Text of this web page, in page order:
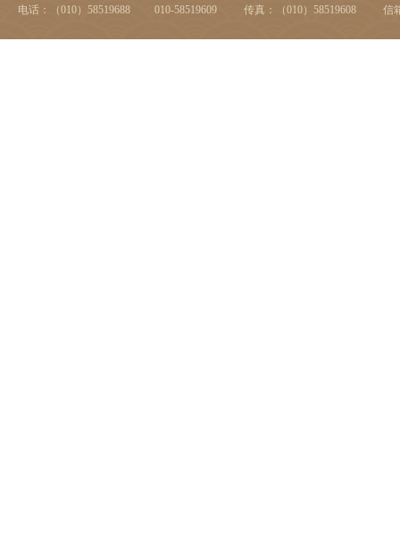
电话：（010）58519688 010-58519609
传真：（010）58519608 信